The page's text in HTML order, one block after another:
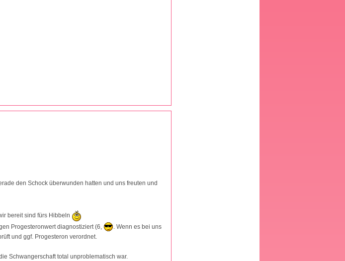
den Schock überwunden hatten und uns freuten und
bereit sind fürs Hibbeln
Progesteronwert diagnostiziert (6,
. Wenn es bei uns
und ggf. Progesteron verordnet.
Schwangerschaft total unproblematisch war.